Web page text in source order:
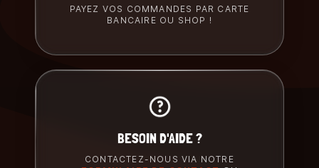
PAYEZ VOS COMMANDES PAR CARTE
BANCAIRE OU SHOP !
BESOIN D'AIDE ?
CONTACTEZ-NOUS VIA NOTRE